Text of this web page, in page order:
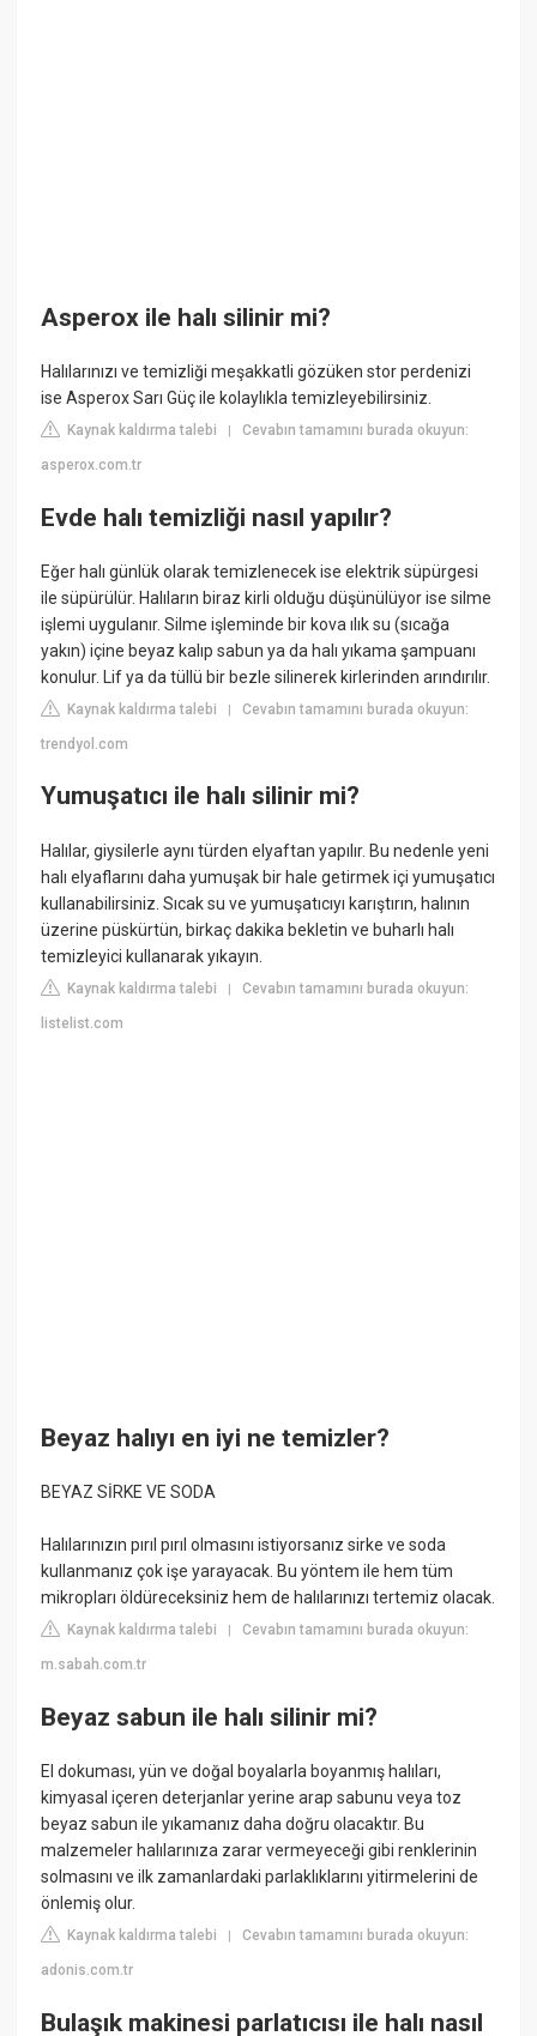
Asperox ile halı silinir mi?
Halılarınızı ve temizliği meşakkatli gözüken stor perdenizi
ise Asperox Sarı Güç ile kolaylıkla temizleyebilirsiniz.
Kaynak kaldırma talebi |Cevabın tamamını burada okuyun:
asperox.com.tr
Evde halı temizliği nasıl yapılır?
Eğer halı günlük olarak temizlenecek ise elektrik süpürgesi
ile süpürülür. Halıların biraz kirli olduğu düşünülüyor ise silme
işlemi uygulanır. Silme işleminde bir kova ılık su (sıcağa
yakın) içine beyaz kalıp sabun ya da halı yıkama şampuanı
konulur. Lif ya da tüllü bir bezle silinerek kirlerinden arındırılır.
Kaynak kaldırma talebi |Cevabın tamamını burada okuyun:
trendyol.com
Yumuşatıcı ile halı silinir mi?
Halılar, giysilerle aynı türden elyaftan yapılır. Bu nedenle yeni
halı elyaflarını daha yumuşak bir hale getirmek içi yumuşatıcı
kullanabilirsiniz. Sıcak su ve yumuşatıcıyı karıştırın, halının
üzerine püskürtün, birkaç dakika bekletin ve buharlı halı
temizleyici kullanarak yıkayın.
Kaynak kaldırma talebi |Cevabın tamamını burada okuyun:
listelist.com
Beyaz halıyı en iyi ne temizler?
BEYAZ SİRKE VE SODA
Halılarınızın pırıl pırıl olmasını istiyorsanız sirke ve soda
kullanmanız çok işe yarayacak. Bu yöntem ile hem tüm
mikropları öldüreceksiniz hem de halılarınızı tertemiz olacak.
Kaynak kaldırma talebi |Cevabın tamamını burada okuyun:
m.sabah.com.tr
Beyaz sabun ile halı silinir mi?
El dokuması, yün ve doğal boyalarla boyanmış halıları,
kimyasal içeren deterjanlar yerine arap sabunu veya toz
beyaz sabun ile yıkamanız daha doğru olacaktır. Bu
malzemeler halılarınıza zarar vermeyeceği gibi renklerinin
solmasını ve ilk zamanlardaki parlaklıklarını yitirmelerini de
önlemiş olur.
Kaynak kaldırma talebi |Cevabın tamamını burada okuyun:
adonis.com.tr
Bulaşık makinesi parlatıcısı ile halı nasıl